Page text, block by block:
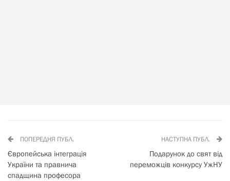
ПОПЕРЕДНЯ ПУБЛ.
Європейська інтеграція
України та правнича
спадщина професора
НАСТУПНА ПУБЛ.
Подарунок до свят від
переможців конкурсу УжНУ